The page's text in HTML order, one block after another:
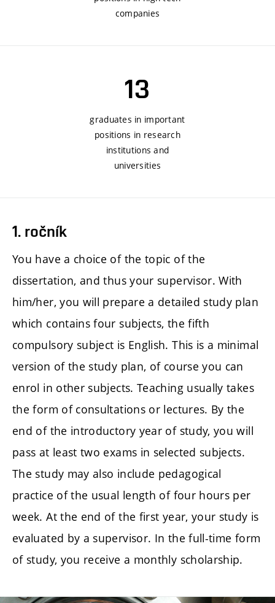
companies
13
graduates in important
positions in research
institutions and
universities
1. ročník
You have a choice of the topic of the
dissertation, and thus your supervisor. With
him/her, you will prepare a detailed study plan
which contains four subjects, the fifth
compulsory subject is English. This is a minimal
version of the study plan, of course you can
enrol in other subjects. Teaching usually takes
the form of consultations or lectures. By the
end of the introductory year of study, you will
pass at least two exams in selected subjects.
The study may also include pedagogical
practice of the usual length of four hours per
week. At the end of the first year, your study is
evaluated by a supervisor. In the full-time form
of study, you receive a monthly scholarship.